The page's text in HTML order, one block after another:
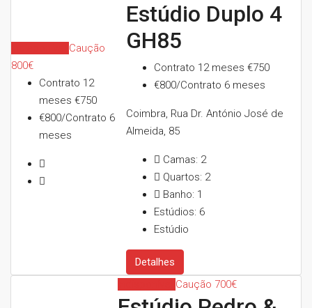
Caução
800€
Contrato 12
meses €750
€800/Contrato 6
meses
Estúdio Duplo 4
GH85
Contrato 12 meses€750
€800/Contrato 6 meses
Coimbra, Rua Dr. António José de
Almeida, 85
Camas: 2
Quartos: 2
Banho: 1
Estúdios: 6
Estúdio
Detalhes
Caução 700€